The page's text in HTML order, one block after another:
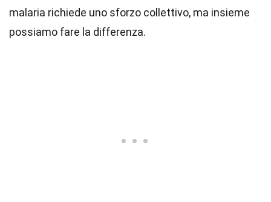
malaria richiede uno sforzo collettivo, ma insieme
possiamo fare la differenza.